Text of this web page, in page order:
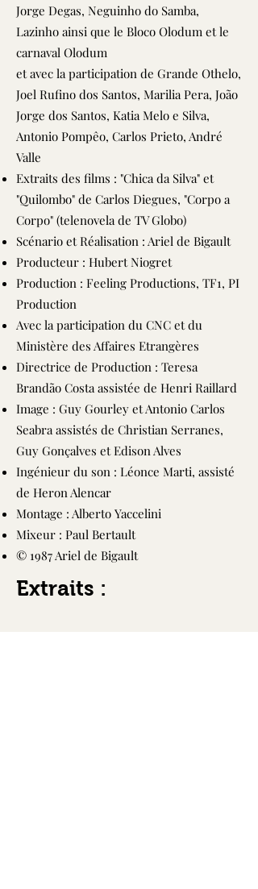
Jorge Degas, Neguinho do Samba,
Lazinho ainsi que le Bloco Olodum et le
carnaval Olodum
et avec la participation de Grande Othelo,
Joel Rufino dos Santos, Marilia Pera, João
Jorge dos Santos, Katia Melo e Silva,
Antonio Pompêo, Carlos Prieto, André
Valle
Extraits des films : "Chica da Silva" et
"Quilombo" de Carlos Diegues, "Corpo a
Corpo" (telenovela de TV Globo)
Scénario et Réalisation : Ariel de Bigault
Producteur : Hubert Niogret
Production : Feeling Productions, TF1, PI
Production
Avec la participation du CNC et du
Ministère des Affaires Etrangères
Directrice de Production : Teresa
Brandão Costa assistée de Henri Raillard
Image : Guy Gourley et Antonio Carlos
Seabra assistés de Christian Serranes,
Guy Gonçalves et Edison Alves
Ingénieur du son : Léonce Marti, assisté
de Heron Alencar
Montage : Alberto Yaccelini
Mixeur : Paul Bertault
© 1987 Ariel de Bigault
Extraits :